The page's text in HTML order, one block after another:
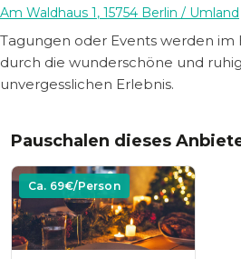
Am Waldhaus 1, 15754 Berlin / Umland
Tagungen oder Events werden im
durch die wunderschöne und
unvergesslichen Erlebnis.
Pauschalen dieses
Ca. 69€/Person